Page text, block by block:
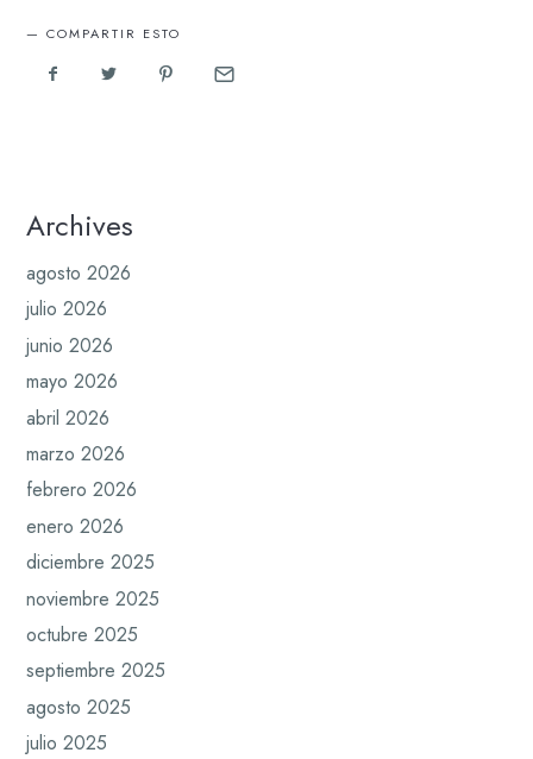
COMPARTIR ESTO
Archives
agosto 2026
julio 2026
junio 2026
mayo 2026
abril 2026
marzo 2026
febrero 2026
enero 2026
diciembre 2025
noviembre 2025
octubre 2025
septiembre 2025
agosto 2025
julio 2025